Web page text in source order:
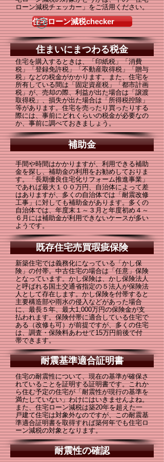
ローン減税チェッカー」をご活用ください。
住宅ローン減税checker
住宅を購入するときは、「印紙税」「消費
税」「登録免許税」「不動産取得税」「贈与
税」などの税金がかかります。また、住宅を
所有している間は「固定資産税」「都市計画
税」が、売却の際、利益が出た場合は「譲渡
取得税」、損失が出た場合は「所得税控除」
等があります。住宅を売ったり買ったりする
際には、事前にどれくらいの税金が必要なの
か、事前に調べておきましょう。
住まいにまつわる税金
補助金
手間や時間はかかりますが、利用できる補助
金を探し、補助金の利用をお勧めしておりま
す。「長期優良住宅化リフォーム推進事業」
であれば最大１００万円、自治体によって差
はありますが、多くの自治体では「耐震改修
工事」に対しても補助金があります。多くの
自治体では、年度末１～３月と年度初め４～
６月には補助金が利用できないケースが多い
ようです。
既存住宅売買瑕疵保険
新築住宅では義務化になっている「かし保
険」の付帯。中古住宅の場合は「任意」保険
となっています。かし保険は、かし保険法人
と呼ばれる国土交通省指定の５法人が保険法
人として存在します。かし保険を付帯すると
主要構造部や雨水の侵入などがあった場合
に、最長５年、最大1,000万円の保険金が支
払われます。保険付帯に適合している住宅で
ある（改修も可）が前提ですが、多くの住宅
は、調査・保険料あわせて15万円前後で付
帯できます。
耐震基準適合証明書
住宅の耐震性について、現在の基準が確保さ
れていることを証明する証明書です。これか
ら住む予定の住宅が「耐震性が現行の基準を
満たしていない」わけにはいきませんよね。
また、住宅ローン減税は築20年を超えた一
戸建て住宅は対象外なのですが、この耐震基
準適合証明書を取得すれば築何年でも住宅ロ
ーン減税の対象となります。
耐震性の確認